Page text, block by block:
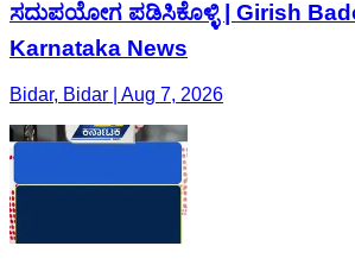
ಸದುಪಯೋಗ ಪಡಿಸಿಕೊಳ್ಳಿ | Girish
Karnataka News
Bidar, Bidar | Aug 7, 2026